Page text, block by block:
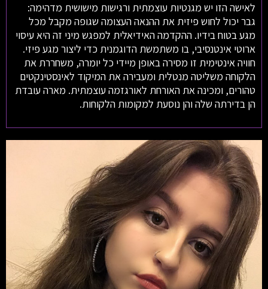
לאישה הזו יש מגנטיות עוצמתית ורגישות מישושית מדהימה:
גבר יכול לחוש פיזית את ההנאה העצומה שגופה מקבל מכל
מגע בטוח בידיו. ההקדמה האידיאלית למפגש מיני זה היא עיסוי
ארוטי אינטנסיבי, בו משתמשת הדוגמנית כדי ליצור מגע פיזי.
חוויה אינטימית זו מסירה באופן מיידי כל יומרה, משחררת את
הלקוחה משליטה מנטלית ומעבירה את המיקוד לאינסטינקטים
טהורים, ומכינה את האורחת לאורגזמה עוצמתית. מארה עובדת
הן בדירתה שלה והן נוסעת למקומות הלקוחות.